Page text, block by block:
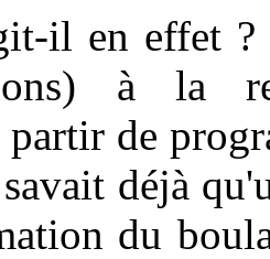
il en effet ?
à la
de
déjà
du